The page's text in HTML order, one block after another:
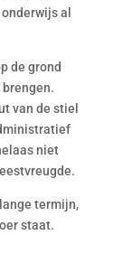
al
de grond
brengen.
van de stiel
niet
termijn,
staat.